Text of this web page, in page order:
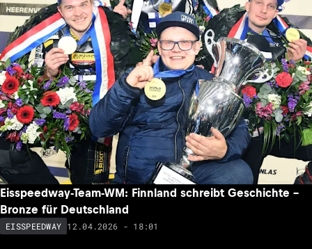
Eisspeedway-Team-WM: Finnland schreibt Geschichte –
Bronze für Deutschland
EISSPEEDWAY 12.04.2026 - 18:01